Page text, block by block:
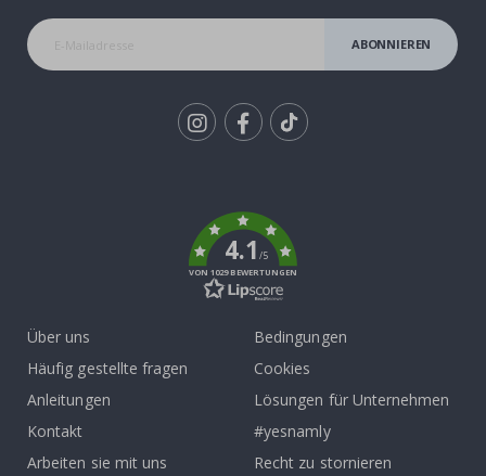
ABONNIEREN
4.1/5
VON 1029 BEWERTUNGEN
Über uns
Häufig gestellte fragen
Anleitungen
Kontakt
Arbeiten sie mit uns
Bedingungen
Cookies
Lösungen für Unternehmen
#yesnamly
Recht zu stornieren